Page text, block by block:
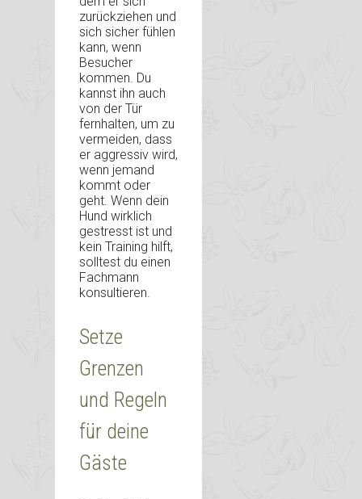
zurückziehen und
sich sicher fühlen
kann, wenn
Besucher
kommen. Du
kannst ihn auch
von der Tür
fernhalten, um zu
vermeiden, dass
er aggressiv wird,
wenn jemand
kommt oder
geht. Wenn dein
Hund wirklich
gestresst ist und
kein Training hilft,
solltest du einen
Fachmann
konsultieren.
Setze
Grenzen
und Regeln
für deine
Gäste